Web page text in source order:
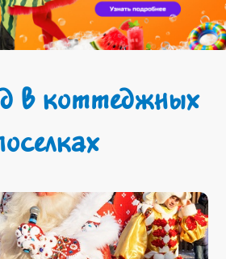
в коттеджных